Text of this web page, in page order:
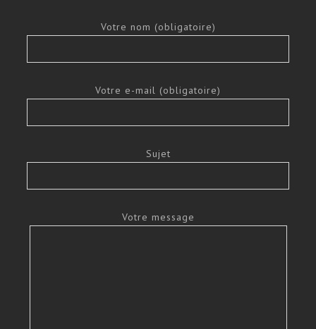
Votre nom (obligatoire)
Votre e-mail (obligatoire)
Sujet
Votre message